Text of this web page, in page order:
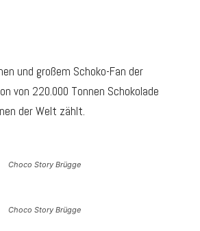
und großem Schoko-Fan der
von 220.000 Tonnen Schokolade
der Welt zählt.
Choco Story Brügge
Choco Story Brügge